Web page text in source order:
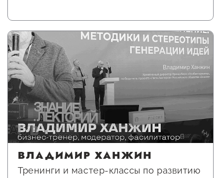
Новости УФНС
Каталог грантов
Конкурсы для
предпринимателей
Сообщить о нарушении
АвтоУСН
Иностранным гражданам
ВЛАДИМИР ХАНЖИН
Тренинги и мастер-классы по развитию